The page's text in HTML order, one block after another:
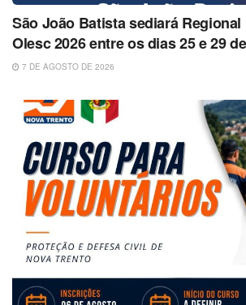
São João Batista sediará
Olesc 2026 entre os dias 25 e 29
7 DE AGOSTO DE 2026